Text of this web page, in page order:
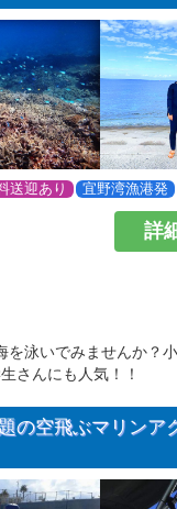
送迎あり 宜野湾漁港発
詳
泳いでみませんか？
さんにも人気！！
の空飛ぶマリンア